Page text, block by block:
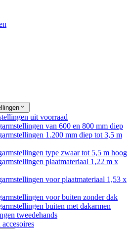
uit voorraad
van 600 en 800 mm diep
1.200 mm diep tot 3,5 m
type zwaar tot 5,5 m hoog
plaatmateriaal 1,22 m x
voor plaatmateriaal 1,53 x
voor buiten zonder dak
buiten met dakarmen
tweedehands